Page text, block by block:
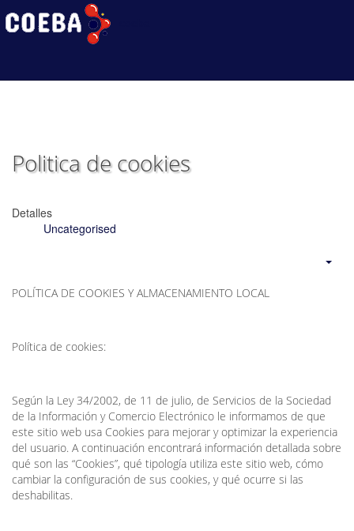
Politica de cookies
Detalles
Uncategorised
POLÍTICA DE COOKIES Y ALMACENAMIENTO LOCAL
Política de cookies:
Según la Ley 34/2002, de 11 de julio, de Servicios de la Sociedad
de la Información y Comercio Electrónico le informamos de que
este sitio web usa Cookies para mejorar y optimizar la experiencia
del usuario. A continuación encontrará información detallada sobre
qué son las “Cookies”, qué tipología utiliza este sitio web, cómo
cambiar la configuración de sus cookies, y qué ocurre si las
deshabilitas.